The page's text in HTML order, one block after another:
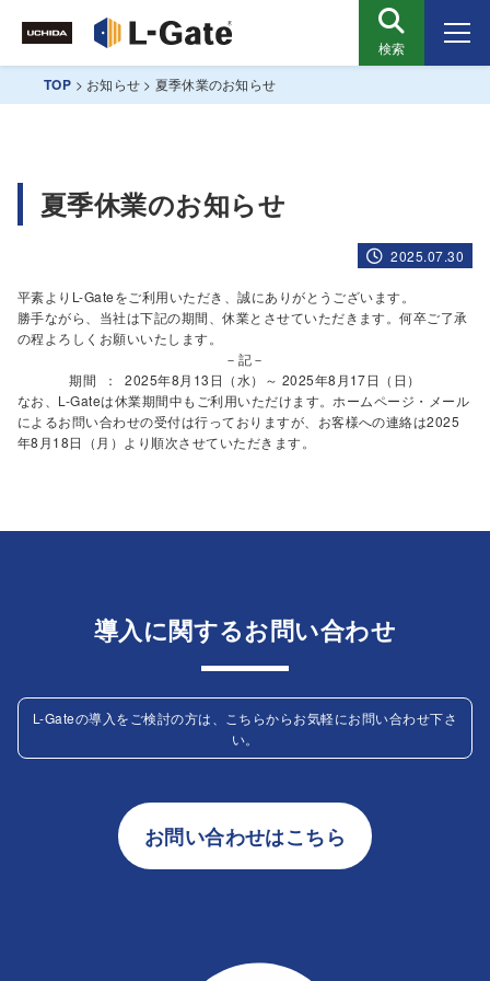
検索
TOP > お知らせ > 夏季休業のお知らせ
夏季休業のお知らせ
2025.07.30
平素よりL-Gateをご利用いただき、誠にありがとうございます。
勝手ながら、当社は下記の期間、休業とさせていただきます。何卒ご了承
の程よろしくお願いいたします。
－記－
期間 ： 2025年8月13日（水）～ 2025年8月17日（日）
なお、L-Gateは休業期間中もご利用いただけます。ホームページ・メール
によるお問い合わせの受付は行っておりますが、お客様への連絡は2025
年8月18日（月）より順次させていただきます。
導入に関するお問い合わせ
L-Gateの導入をご検討の方は、こちらからお気軽にお問い合わせ下さ
い。
お問い合わせはこちら